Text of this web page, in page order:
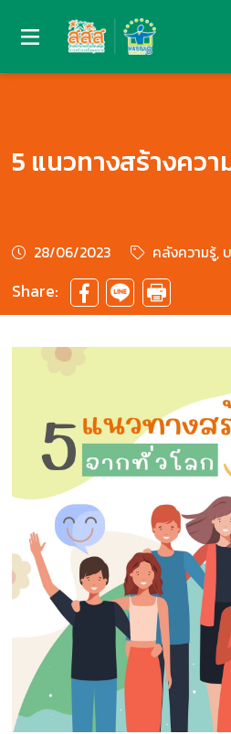
5 แนวทางสร้างคว
28/06/2023 คลังความรู้,
Share: